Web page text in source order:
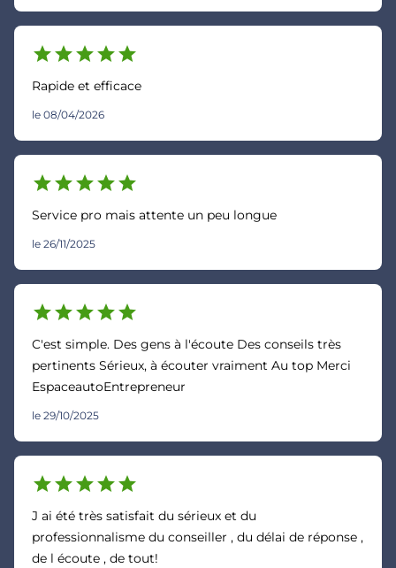
starstarstarstarstar
Rapide et efficace
le 08/04/2026
starstarstarstarstar
Service pro mais attente un peu longue
le 26/11/2025
starstarstarstarstar
C'est simple. Des gens à l'écoute Des conseils très
pertinents Sérieux, à écouter vraiment Au top Merci
EspaceautoEntrepreneur
le 29/10/2025
starstarstarstarstar
J ai été très satisfait du sérieux et du
professionnalisme du conseiller , du délai de réponse ,
de l écoute , de tout!